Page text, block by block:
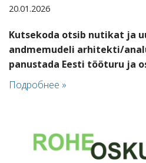
20.01.2026
Kutsekoda otsib nutikat ja
andmemudeli arhitekti/
panustada Eesti tööturu ja
Подробнее »